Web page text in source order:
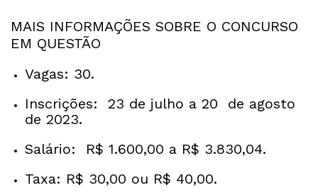
MAIS INFORMAÇÕES SOBRE O CONCURSO
EM QUESTÃO
Vagas: 30.
Inscrições: 23 de julho a 20 de agosto
de 2023.
Salário: R$ 1.600,00 a R$ 3.830,04.
Taxa: R$ 30,00 ou R$ 40,00.